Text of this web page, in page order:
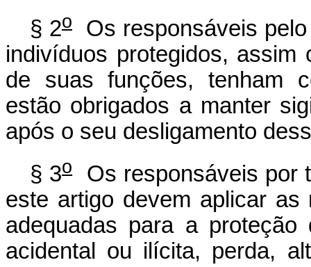
§ 2o
Os responsáveis
indivíduos protegidos,
de suas funções, tenham
estão obrigados a manter
após o seu desligamento
§ 3oOs responsáveis por
este artigo devem aplicar
adequadas para a
acidental ou ilícita, perda,